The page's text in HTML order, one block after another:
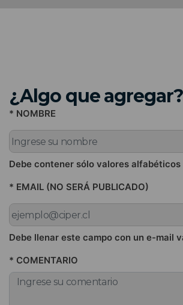
¿Algo que agregar?
* NOMBRE
Debe contener sólo valores alfabéticos
* EMAIL (NO SERÁ PUBLICADO)
Debe llenar este campo con un e-mail
* COMENTARIO